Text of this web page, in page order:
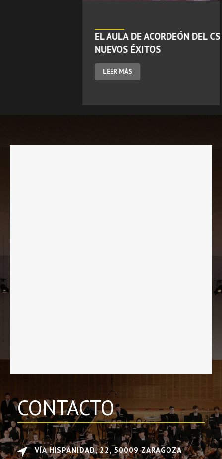
EL AULA DE ACORDEÓN DEL CSMA CELEBRA
CONTACTO
VÍA HISPANIDAD, 22, 50009 ZARAGOZA